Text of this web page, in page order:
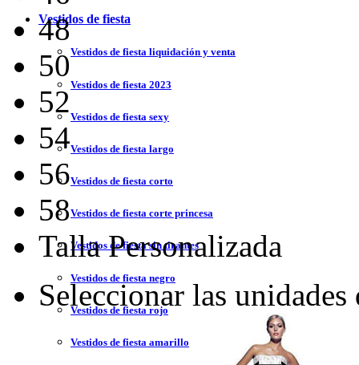
Vestidos de fiesta
Vestidos de fiesta liquidación y venta
Vestidos de fiesta 2023
Vestidos de fiesta sexy
Vestidos de fiesta largo
Vestidos de fiesta corto
Vestidos de fiesta corte princesa
Vestidos de fiesta sin tirantes
Vestidos de fiesta negro
Vestidos de fiesta rojo
Vestidos de fiesta amarillo
48
50
52
54
56
58
Talla Personalizada
Seleccionar las